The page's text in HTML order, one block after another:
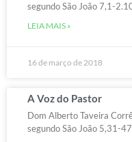
segundo São João 7,1-
LEIA MAIS »
16 de março de 2018
A Voz do Pastor
Dom Alberto Taveira
segundo São João 5,31-47